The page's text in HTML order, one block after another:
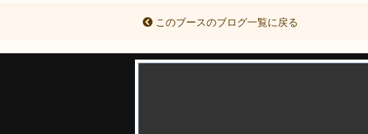
このブースのブログ一覧に戻る